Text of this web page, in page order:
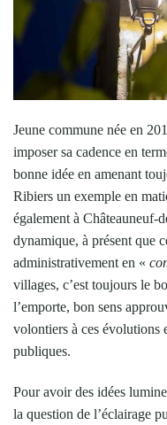
Jeune commune née en
imposer sa cadence en
bonne idée en amenant
Ribiers un exemple en
également à Châteauneuf-
dynamique, à présent que
administrativement en «
villages, c’est toujours le
l’emporte, bon sens
volontiers à ces évolutions
publiques.
Pour avoir des idées
la question de l’éclairage